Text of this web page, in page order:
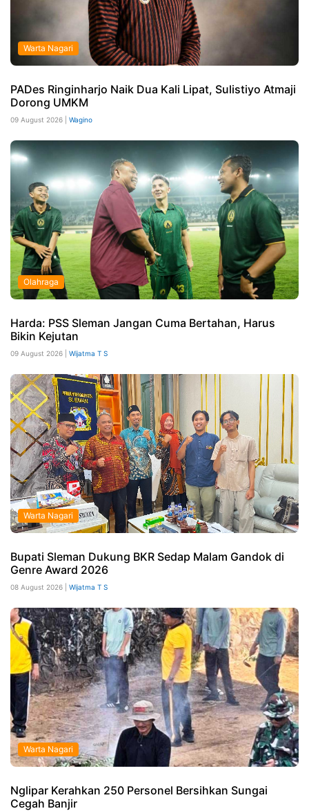
Warta Nagari
PADes Ringinharjo Naik Dua Kali Lipat, Sulistiyo Atmaji
Dorong UMKM
09 August 2026 | Wagino
Olahraga
Harda: PSS Sleman Jangan Cuma Bertahan, Harus
Bikin Kejutan
09 August 2026 | Wijatma T S
Warta Nagari
Bupati Sleman Dukung BKR Sedap Malam Gandok di
Genre Award 2026
08 August 2026 | Wijatma T S
Warta Nagari
Nglipar Kerahkan 250 Personel Bersihkan Sungai
Cegah Banjir